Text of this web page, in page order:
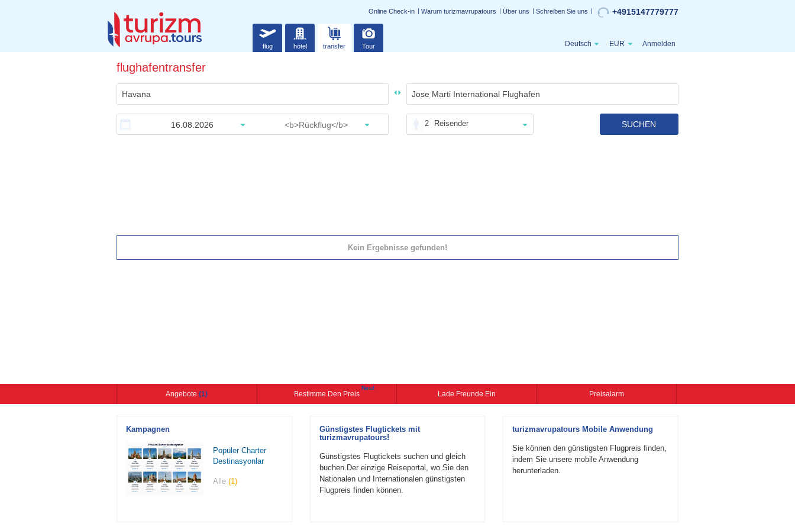
Online Check-in Warum turizmavrupatours Über uns Schreiben Sie uns +4915147779777
flug hotel transfer Tour Deutsch EUR Anmelden
flughafentransfer
2 Reisender SUCHEN
Kein Ergebnisse gefunden!
Angebote(1) Bestimme Den Preis
Neu!
Lade Freunde Ein Preisalarm
Kampagnen
Popüler Charter
Destinasyonlar
Alle(1)
Günstigstes Flugtickets mit
turizmavrupatours!
Günstigstes Flugtickets suchen und gleich
buchen.Der einzige Reiseportal, wo Sie den
Nationalen und Internationalen günstigsten
Flugpreis finden können.
turizmavrupatours Mobile Anwendung
Sie können den günstigsten Flugpreis finden,
indem Sie unsere mobile Anwendung
herunterladen.